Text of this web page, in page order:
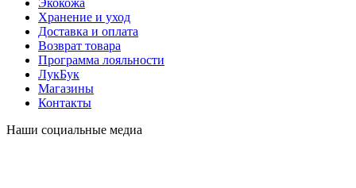
Экокожа
Хранение и уход
Доставка и оплата
Возврат товара
Программа лояльности
ЛукБук
Магазины
Контакты
Наши социальные медиа